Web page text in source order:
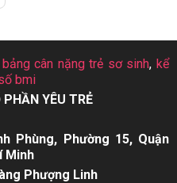
bảng cân nặng trẻ sơ sinh,kể
bmi
PHẦN YÊU TRẺ
Phùng, Phường 15, Quận
Minh
Phượng Linh